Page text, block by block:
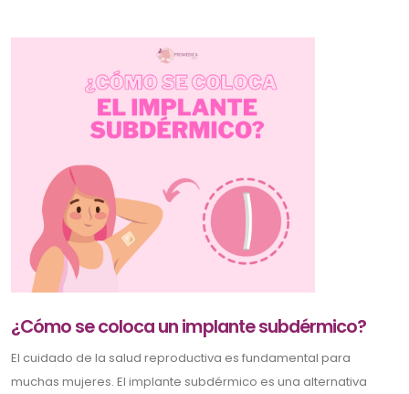
¿Cómo se coloca un implante subdérmico?
El cuidado de la salud reproductiva es fundamental para
muchas mujeres. El implante subdérmico es una alternativa